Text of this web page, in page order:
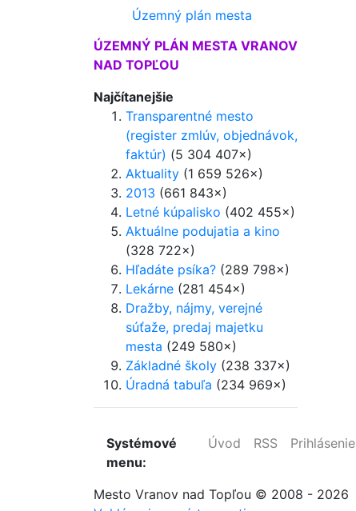
Územný plán mesta
ÚZEMNÝ PLÁN MESTA VRANOV
NAD TOPĽOU
Najčítanejšie
Transparentné mesto
(register zmlúv, objednávok,
faktúr) (5 304 407×)
Aktuality (1 659 526×)
2013 (661 843×)
Letné kúpalisko (402 455×)
Aktuálne podujatia a kino
(328 722×)
Hľadáte psíka? (289 798×)
Lekárne (281 454×)
Dražby, nájmy, verejné
súťaže, predaj majetku
mesta (249 580×)
Základné školy (238 337×)
Úradná tabuľa (234 969×)
Systémové
menu:
Úvod RSS Prihlásenie
Mesto Vranov nad Topľou © 2008 - 2026